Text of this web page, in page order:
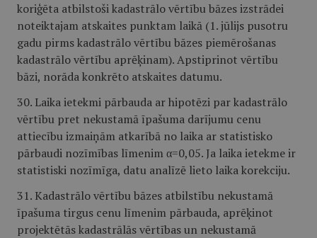
koriģēta atbilstoši kadastrālo vērtību bāzes izstrādei
noteiktajam atskaites punktam laikā (1. jūlijs pusotru
gadu pirms kadastrālo vērtību bāzes piemērošanas
kadastrālo vērtību aprēķinam). Apstiprinot vērtību
bāzi, norāda konkrēto atskaites datumu.
30. Laika ietekmi pārbauda ar hipotēzi par kadastrālo
vērtību pret nekustamā īpašuma darījumu cenu
attiecību izmaiņām atkarībā no laika ar statistisko
pārbaudi nozīmības līmenim α=0,05. Ja laika ietekme ir
statistiski nozīmīga, datu analīzē lieto laika korekciju.
31. Kadastrālo vērtību bāzes atbilstību nekustamā
īpašuma tirgus cenu līmenim pārbauda, aprēķinot
projektētās kadastrālās vērtības un nekustamā